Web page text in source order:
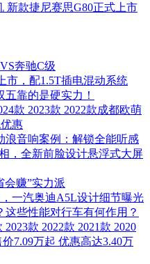
新款捷尼赛思G80正式上市
奔驰C级
市，配1.5T插电混动系统
靠的是硬实力！
款 2023款 2022款成都欧萌
惠
浪音响案例：解锁全能听感
，全新前脸设计悬浮式大屏
会赚”实力派
一汽奥迪A5L设计细节曝光
些性能对行车有何作用？
款 2022款 2021款 2020
7.09万起 优惠高达3.40万